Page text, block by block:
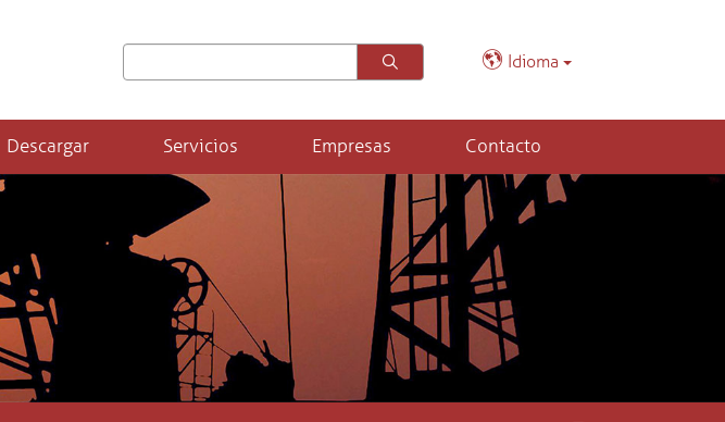
Idioma
Descargar Servicios Empresas Contacto